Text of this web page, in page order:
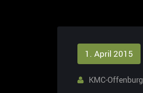
1. April 2015
KMC-Offenburg